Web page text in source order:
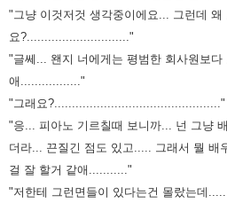
"그냥 이것저것 생각중이에요... 그런데 왜
요?............................."
"글쎄... 왠지 너에게는 평범한 회사원보
애................."
"그래요?..............................................."
"응... 피아노 기르칠때 보니까... 넌 그냥
더라... 끈질긴 점도 있고..... 그래서 뭘 배
걸 잘 할거 같애..........."
"저한테 그런면들이 있다는건 몰랐는데